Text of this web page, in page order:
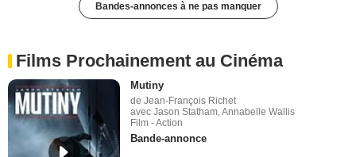
Bandes-annonces à ne pas manquer
Films Prochainement au Cinéma
Mutiny
de Jean-François Richet
avec Jason Statham, Annabelle Wallis
Film - Action
Bande-annonce